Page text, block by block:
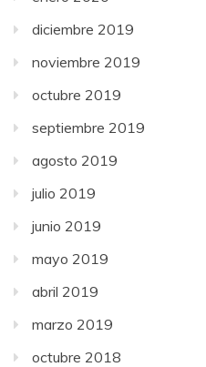
diciembre 2019
noviembre 2019
octubre 2019
septiembre 2019
agosto 2019
julio 2019
junio 2019
mayo 2019
abril 2019
marzo 2019
octubre 2018